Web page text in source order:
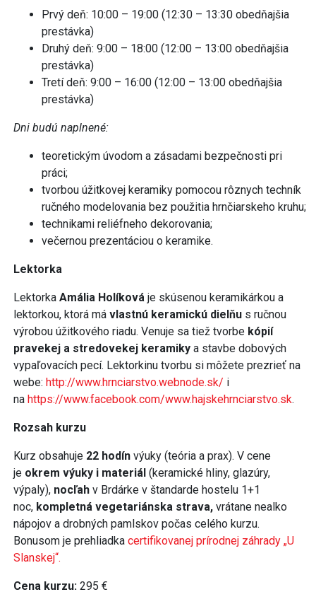
Prvý deň: 10:00 – 19:00 (12:30 – 13:30 obedňajšia
prestávka)
Druhý deň: 9:00 – 18:00 (12:00 – 13:00 obedňajšia
prestávka)
Tretí deň: 9:00 – 16:00 (12:00 – 13:00 obedňajšia
prestávka)
Dni budú naplnené:
teoretickým úvodom a zásadami bezpečnosti pri
práci;
tvorbou úžitkovej keramiky pomocou rôznych techník
ručného modelovania bez použitia hrnčiarskeho kruhu;
technikami reliéfneho dekorovania;
večernou prezentáciou o keramike.
Lektorka
Lektorka Amália Holíková je skúsenou keramikárkou a
lektorkou, ktorá má vlastnú keramickú dielňu s ručnou
výrobou úžitkového riadu. Venuje sa tiež tvorbe kópií
pravekej a stredovekej keramiky a stavbe dobových
vypaľovacích pecí. Lektorkinu tvorbu si môžete prezrieť na
webe: http://www.hrnciarstvo.webnode.sk/ i
na https://www.facebook.com/www.hajskehrnciarstvo.sk.
Rozsah kurzu
Kurz obsahuje 22 hodín výuky (teória a prax). V cene
je okrem výuky i materiál (keramické hliny, glazúry,
výpaly), nocľah v Brdárke v štandarde hostelu 1+1
noc, kompletná vegetariánska strava, vrátane nealko
nápojov a drobných pamlskov počas celého kurzu.
Bonusom je prehliadka certifikovanej prírodnej záhrady „U
Slanskej“.
Cena kurzu: 295 €